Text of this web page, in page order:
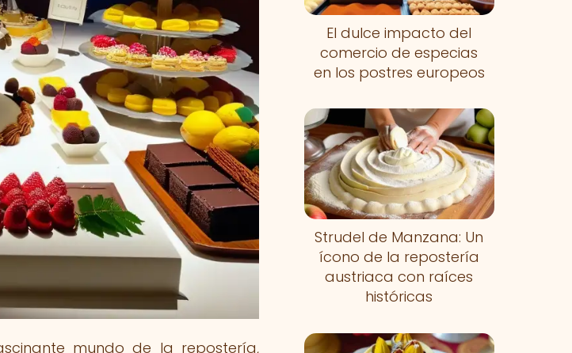
mundo de la repostería,
El dulce impacto del
comercio de especias
en los postres europeos
Strudel de Manzana: Un
ícono de la repostería
austriaca con raíces
históricas